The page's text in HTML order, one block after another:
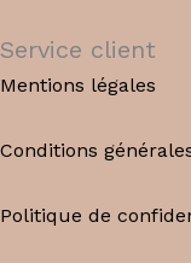
Service client
Mentions légales
Conditions
Politique de